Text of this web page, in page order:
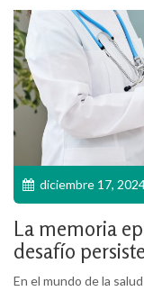
diciembre 17,
La memoria
desafío
En el mundo de la